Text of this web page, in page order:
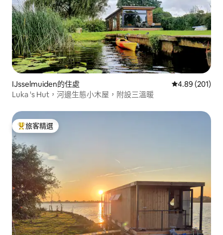
IJsselmuiden的住處 從 201 則評價
4.89 (201)
Luka 's Hut，河邊生態小木屋，附設三溫暖
旅客精選榜首
旅客精選